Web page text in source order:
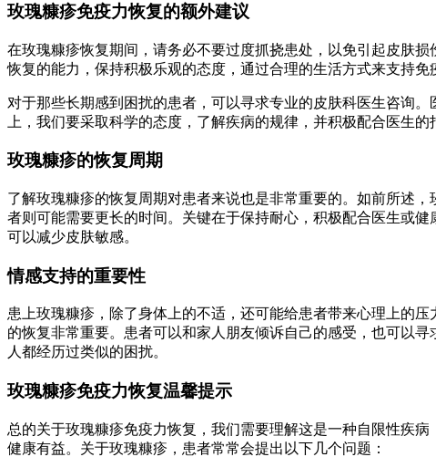
玫瑰糠疹免疫力恢复的额外建议
在玫瑰糠疹恢复期间，请务必不要过度抓挠患处，以免引起皮肤
恢复的能力，保持积极乐观的态度，通过合理的生活方式来支持
对于那些长期感到困扰的患者，可以寻求专业的皮肤科医生咨询
上，我们要采取科学的态度，了解疾病的规律，并积极配合医生的
玫瑰糠疹的恢复周期
了解玫瑰糠疹的恢复周期对患者来说也是非常重要的。如前所述
者则可能需要更长的时间。关键在于保持耐心，积极配合医生或
可以减少皮肤敏感。
情感支持的重要性
患上玫瑰糠疹，除了身体上的不适，还可能给患者带来心理上的
的恢复非常重要。患者可以和家人朋友倾诉自己的感受，也可以
人都经历过类似的困扰。
玫瑰糠疹免疫力恢复温馨提示
总的关于玫瑰糠疹免疫力恢复，我们需要理解这是一种自限性疾
健康有益。关于玫瑰糠疹，患者常常会提出以下几个问题：